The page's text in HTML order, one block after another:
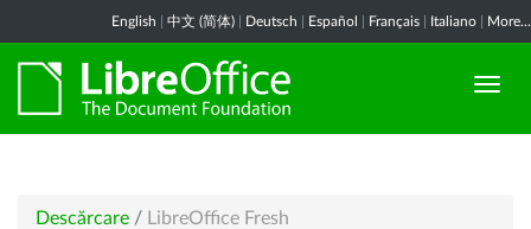
English 中文 (简体) Deutsch Español Français Italiano More...
Descărcare / LibreOffice Fresh